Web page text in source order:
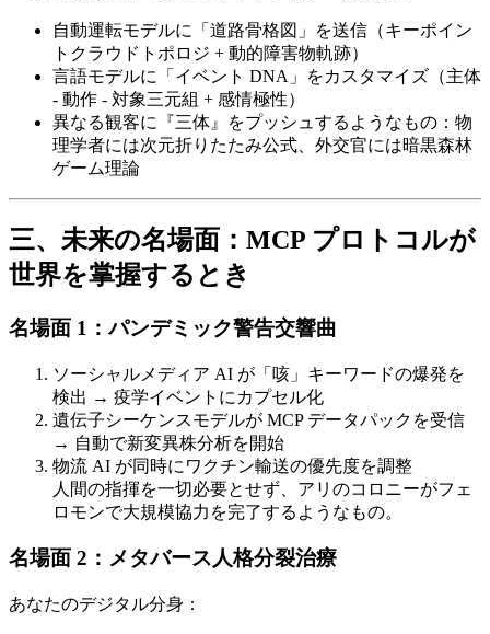
自動運転モデルに「道路骨格図」を送信（キーポイン
トクラウドトポロジ + 動的障害物軌跡）
言語モデルに「イベント DNA」をカスタマイズ（主体
- 動作 - 対象三元組 + 感情極性）
異なる観客に『三体』をプッシュするようなもの：物
理学者には次元折りたたみ公式、外交官には暗黒森林
ゲーム理論
三、未来の名場面：MCP プロトコルが
世界を掌握するとき
名場面 1：パンデミック警告交響曲
ソーシャルメディア AI が「咳」キーワードの爆発を
検出 → 疫学イベントにカプセル化
遺伝子シーケンスモデルが MCP データパックを受信
→ 自動で新変異株分析を開始
物流 AI が同時にワクチン輸送の優先度を調整
人間の指揮を一切必要とせず、アリのコロニーがフェ
ロモンで大規模協力を完了するようなもの。
名場面 2： メタバース人格分裂治療
あなたのデジタル分身：